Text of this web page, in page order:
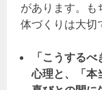
があります。も
体づくりは大切
「こうする
心理と、「本